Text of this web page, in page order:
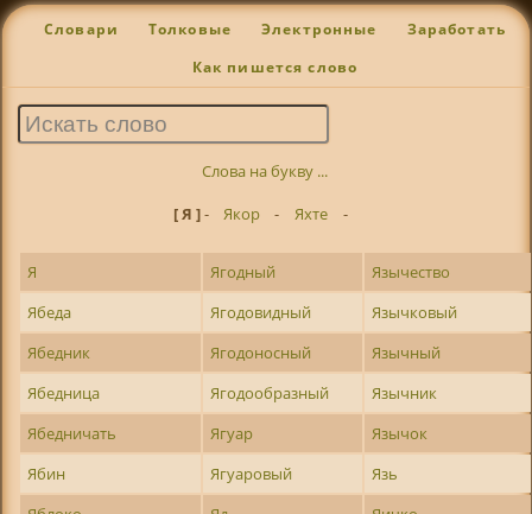
Словари Толковые Электронные Заработать
Как пишется слово
Слова на букву ...
[ Я ]- Якор - Яхте -
Я Ягодный
Язычество
Ябеда
Ягодовидный
Язычковый
Ябедник
Ягодоносный
Язычный
Ябедница
Ягодообразный
Язычник
Ябедничать
Ягуар
Язычок
Ябин
Ягуаровый
Язь